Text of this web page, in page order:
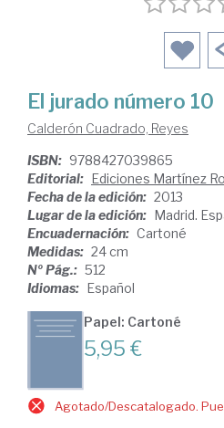
El jurado número 10
Calderón Cuadrado, Reyes
ISBN: 9788427039865
Editorial: Ediciones Martínez
Fecha de la edición: 2013
Lugar de la edición: Madrid.
Encuadernación: Cartoné
Medidas: 24 cm
Nº Pág.: 512
Idiomas: Español
Papel: Cartoné
5,95 €
Agotado/Descatalogado.